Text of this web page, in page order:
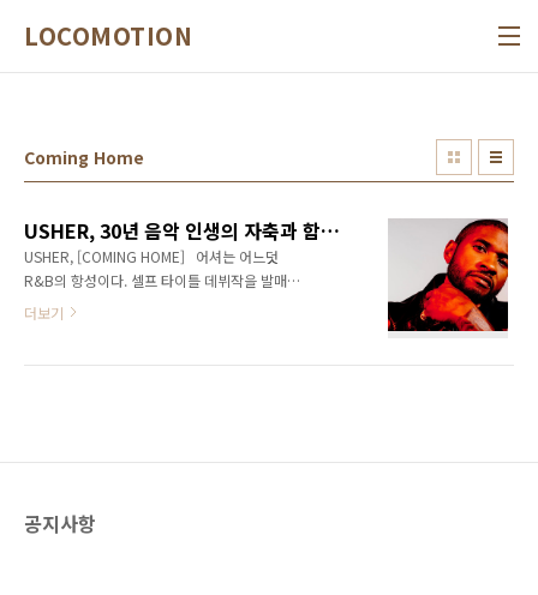
LOCOMOTION
Coming Home
USHER, 30년 음악 인생의 자축과 함께 재정립의 의지를 담은 신작
USHER, [COMING HOME] 어셔는 어느덧
R&B의 항성이다. 셀프 타이틀 데뷔작을 발매한
지 30년이 되었고, 몇 세대를 통과하며 다만 지
범을 지배한다. 게다가 스무 트랙을 싣고 있다.
더보기
공지사항